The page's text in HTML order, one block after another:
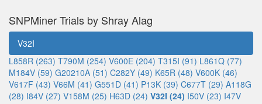
SNPMiner Trials by Shray Alag
V32I
L858R (263) T790M (254) V600E (204) T315I (91) L861Q (77)
M184V (59) G20210A (51) C282Y (49) K65R (48) V600K (46)
V617F (43) V66M (41) G551D (41) P13K (39) C677T (29) A118G
(28) I84V (27) V158M (25) H63D (24) V32I (24) I50V (23) I47V